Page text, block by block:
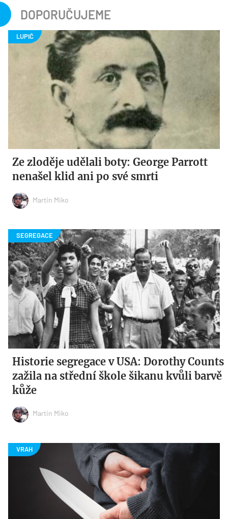
DOPORUČUJEME
Ze zloděje udělali boty: George Parrott
nenašel klid ani po své smrti
Martin Miko
Historie segregace v USA: Dorothy Counts
zažila na střední škole šikanu kvůli barvě
kůže
Martin Miko